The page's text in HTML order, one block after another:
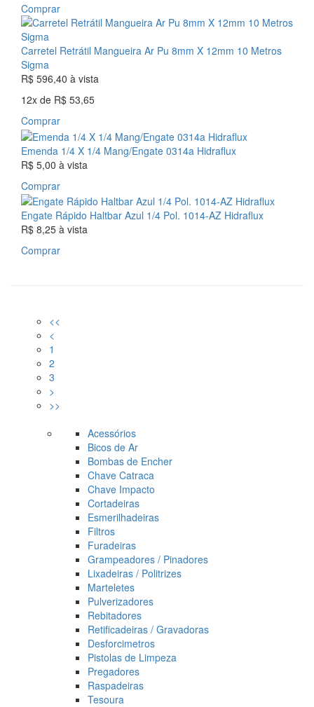
Comprar
Carretel Retrátil Mangueira Ar Pu 8mm X 12mm 10 Metros
Sigma
R$ 596,40 à vista
12x de R$ 53,65
Comprar
Emenda 1/4 X 1/4 Mang/Engate 0314a Hidraflux
R$ 5,00 à vista
Comprar
Engate Rápido Haltbar Azul 1/4 Pol. 1014-AZ Hidraflux
R$ 8,25 à vista
Comprar
<<
<
1
2
3
>
>>
Acessórios
Bicos de Ar
Bombas de Encher
Chave Catraca
Chave Impacto
Cortadeiras
Esmerilhadeiras
Filtros
Furadeiras
Grampeadores / Pinadores
Lixadeiras / Politrizes
Marteletes
Pulverizadores
Rebitadores
Retificadeiras / Gravadoras
Desforcimetros
Pistolas de Limpeza
Pregadores
Raspadeiras
Tesoura